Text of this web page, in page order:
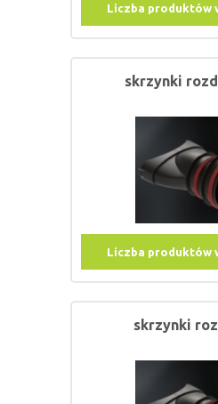
Liczba produktów
skrzynki
Liczba produktów
skrzynki